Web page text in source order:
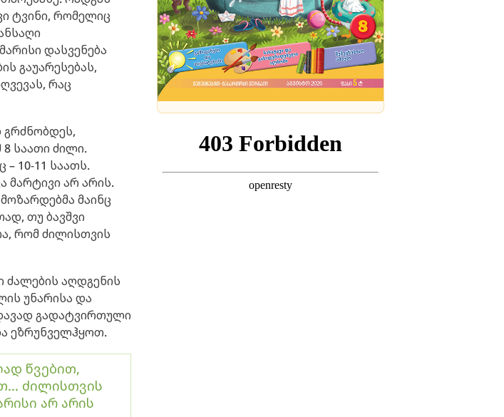
ტვინი, რომელიც
დასვენება
გაუარესებას,
რაც
გრძნობდეს,
საათი ძილი.
10-11 საათს.
მარტივი არ არის.
მაინც
თუ ბავშვი
რომ ძილისთვის
აღდგენის
უნარისა და
გადატვირთული
ეზრუნველჰყოთ.
წვებით,
ძილისთვის
არ არის